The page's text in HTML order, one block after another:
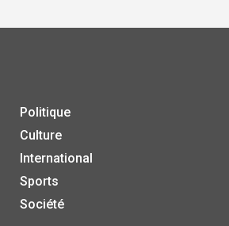
Politique
Culture
International
Sports
Société